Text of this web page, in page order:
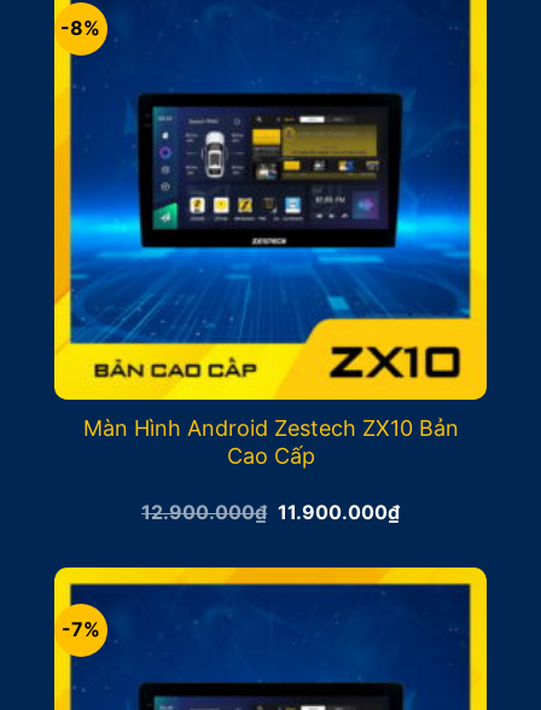
-8%
Màn Hình Android Zestech ZX10 Bản
Cao Cấp
12.900.000₫ Giá
12.900.000₫.
11.900.000₫Giá
hiện
là:
11.900.000₫.
-7%